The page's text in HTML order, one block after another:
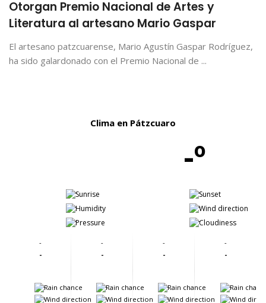
Otorgan Premio Nacional de Artes y
Literatura al artesano Mario Gaspar
El artesano patzcuarense, Mario Agustín Gaspar Rodríguez,
ha sido galardonado con el Premio Nacional de ...
Clima en Pátzcuaro
-º
-
-
-
-
-
-
-
-
-
-
-
-
-
-
-
-
-
-
-
-
-
-